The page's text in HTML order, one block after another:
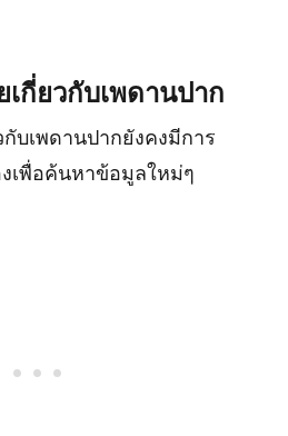
กี่ยวกับเพดานปาก
บเพดานปากยังคงมีการ
เพื่อค้นหาข้อมูลใหม่ๆ